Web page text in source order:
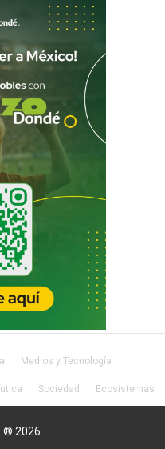
Medios y Tecnología
Sociedad Ecosistemas
® 2026